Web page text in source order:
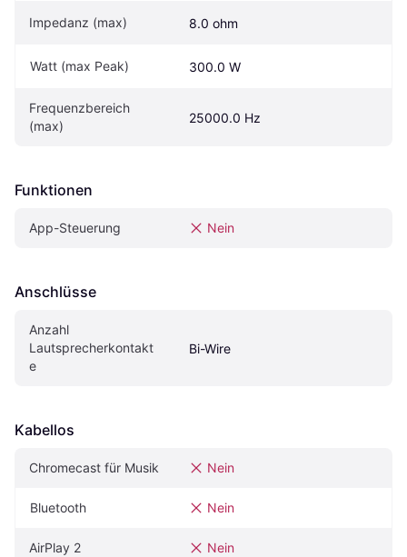
Impedanz (max) 8.0 ohm
Watt (max Peak) 300.0 W
Frequenzbereich
(max)
25000.0 Hz
Funktionen
App-Steuerung Nein
Anschlüsse
Anzahl
Lautsprecherkontakt
e
Bi-Wire
Kabellos
Chromecast für Musik Nein
Bluetooth Nein
AirPlay 2 Nein